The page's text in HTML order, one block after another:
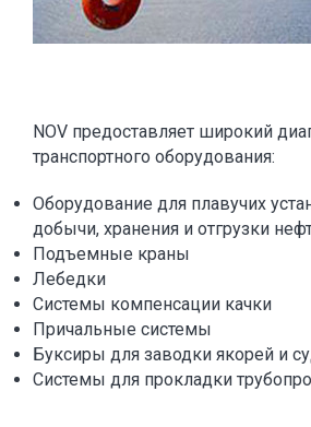
NOV предоставляет широкий
транспортного оборудования:
Оборудование для плавучих
добычи, хранения и отгрузки
Подъемные краны
Лебедки
Системы компенсации качки
Причальные системы
Буксиры для заводки якорей и
Системы для прокладки